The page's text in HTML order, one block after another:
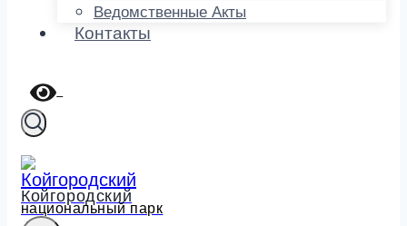
Ведомственные Акты
Контакты
Койгородский
национальный парк